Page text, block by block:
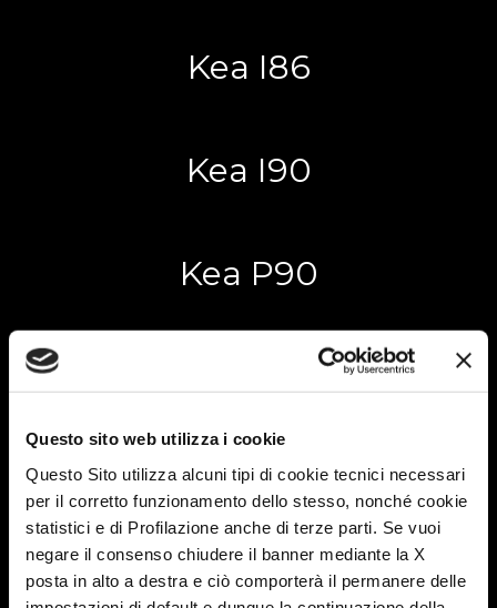
Questo sito web utilizza i cookie
Questo Sito utilizza alcuni tipi di cookie tecnici necessari
per il corretto funzionamento dello stesso, nonché cookie
statistici e di Profilazione anche di terze parti. Se vuoi
negare il consenso chiudere il banner mediante la X
posta in alto a destra e ciò comporterà il permanere delle
Kea I86
Kea I90
Kea P90
K-Yacht Tekno Line 90
K-Yacht Tekno Line 86
K-Yacht Tekno Line 64